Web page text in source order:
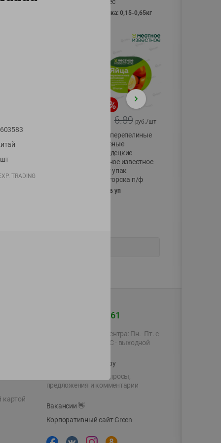
фасовка: 0,15-0,65кг
ГХИ Местное
%
6.89 руб./шт
Яйца перепелиные
копченые
Молодецкие
Местное известное
20 шт упак
Солигорска п/ф
20шт в уп
картой
+375 44 560-60-61
Время работы Call-центра: Пн.- Пт. с
09.00 до 17.00, СБ, ВС - выходной
shop@green-market.by
Пишите нам свои вопросы,
предложения и комментарии
Вакансии👋
Корпоративный сайт Green
TRADING